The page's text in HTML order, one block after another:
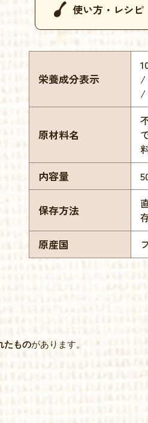
使い方・レシピ
栄養成分表示
/
/
原材料名
内容量
保存方法
原産国
たものがあります。